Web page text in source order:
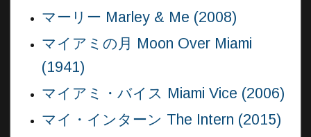
マーリー Marley & Me (2008)
マイアミの月 Moon Over Miami
(1941)
マイアミ・バイス Miami Vice (2006)
マイ・インターン The Intern (2015)